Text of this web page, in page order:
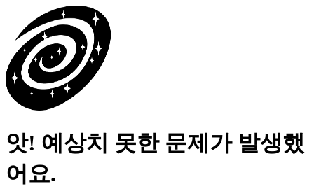
앗! 예상치 못한 문제가 발생했
어요.